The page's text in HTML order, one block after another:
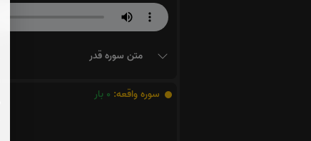
متن سوره قدر
سوره واقعه: 0 بار